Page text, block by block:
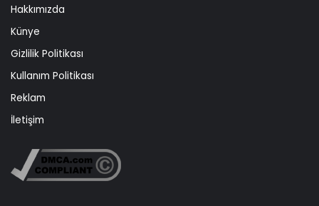
Hakkımızda
Künye
Gizlilik Politikası
Kullanım Politikası
Reklam
İletişim